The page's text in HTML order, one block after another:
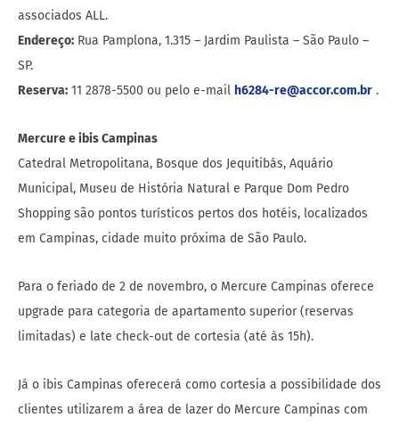
associados ALL.
Endereço: Rua Pamplona, 1.315 – Jardim Paulista – São Paulo –
SP.
Reserva: 11 2878-5500 ou pelo e-mail h6284-re@accor.com.br .
Mercure e ibis Campinas
Catedral Metropolitana, Bosque dos Jequitibás, Aquário
Municipal, Museu de História Natural e Parque Dom Pedro
Shopping são pontos turísticos pertos dos hotéis, localizados
em Campinas, cidade muito próxima de São Paulo.
Para o feriado de 2 de novembro, o Mercure Campinas oferece
upgrade para categoria de apartamento superior (reservas
limitadas) e late check-out de cortesia (até às 15h).
Já o ibis Campinas oferecerá como cortesia a possibilidade dos
clientes utilizarem a área de lazer do Mercure Campinas com